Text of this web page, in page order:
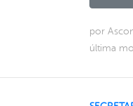
por
última